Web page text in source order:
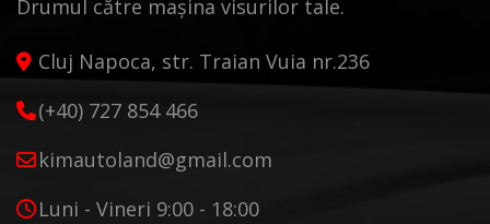
Drumul către mașina visurilor tale.
Cluj Napoca, str. Traian Vuia nr.236
(+40) 727 854 466
kimautoland@gmail.com
Luni - Vineri 9:00 - 18:00